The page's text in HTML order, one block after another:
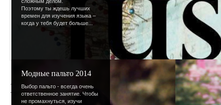
Поэтому ты ждешь лучших
времен для изучения языка –
когда у тебя будет больше...
Модные пальто 2014
Выбор пальто - всегда очень
ответственное занятие. Чтобы
не промахнуться, изучи
Первое апреля